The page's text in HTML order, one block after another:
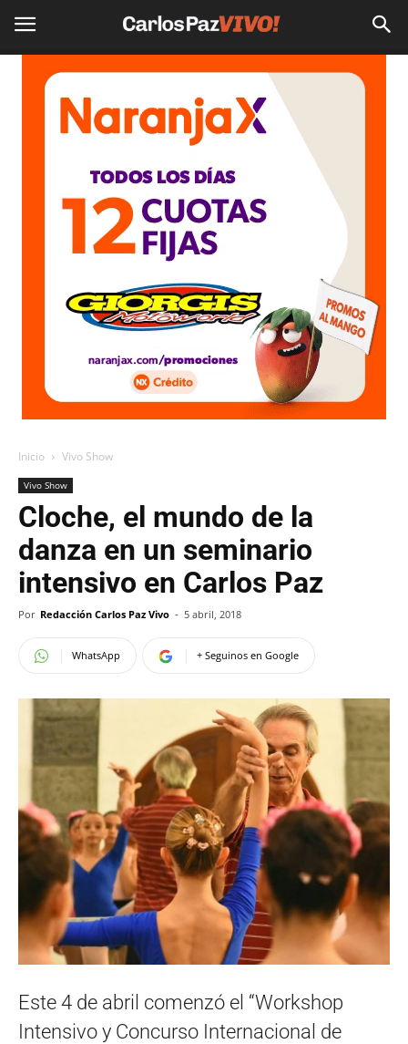
Inicio Vivo Show
Vivo Show
Cloche, el mundo de la
danza en un seminario
intensivo en Carlos Paz
Por Redacción Carlos Paz Vivo - 5 abril, 2018
WhatsApp + Seguinos en Google
Este 4 de abril comenzó el “Workshop
Intensivo y Concurso Internacional de